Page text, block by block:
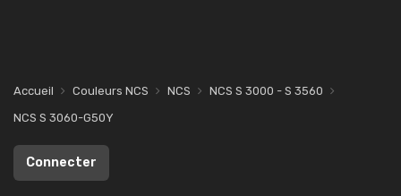
Accueil Couleurs NCS NCS
NCS S 3000 - S 3560
NCS S 3060-G50Y
Connecter